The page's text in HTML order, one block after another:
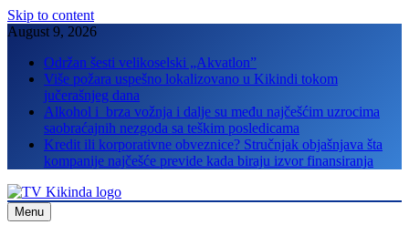
Skip to content
August 9, 2026
Održan šesti velikoselski „Akvatlon”
Više požara uspešno lokalizovano u Kikindi tokom
jučerašnjeg dana
Alkohol i brza vožnja i dalje su među najčešćim uzrocima
saobraćajnih nezgoda sa teškim posledicama
Kredit ili korporativne obveznice? Stručnjak objašnjava šta
kompanije najčešće previde kada biraju izvor finansiranja
TV Kikinda
Menu